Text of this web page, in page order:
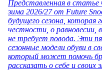
Представленная в статье
зима 2026/27 от Future
будущего сезона, которая
честности, о равновесии,
не требует повода. Эти
сезонные модели обуви в
который может помочь
рассказать о себе и своих